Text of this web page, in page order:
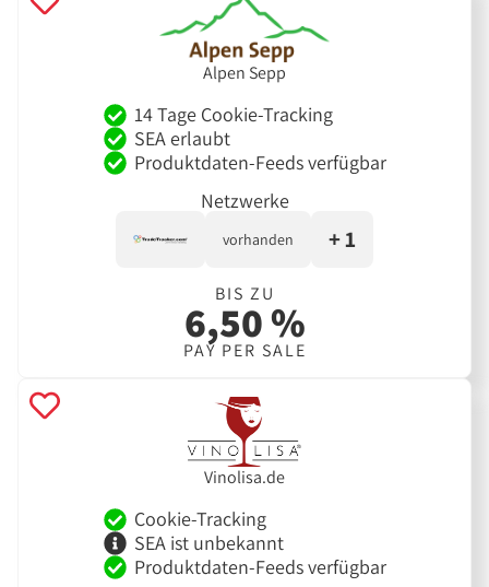
Alpen Sepp
14 Tage Cookie-Tracking
SEA erlaubt
Produktdaten-Feeds verfügbar
Netzwerke
vorhanden + 1
BIS ZU
6,50 %
PAY PER SALE
Vinolisa.de
Cookie-Tracking
SEA ist unbekannt
Produktdaten-Feeds verfügbar